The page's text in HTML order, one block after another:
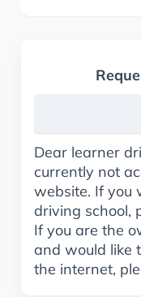
Dear learner
currently not
website. If you
driving school,
If you are the
and would like
the internet,